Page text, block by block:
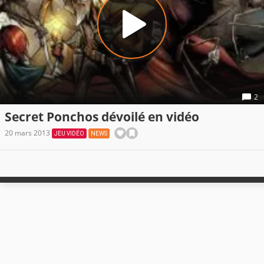
2
Secret Ponchos dévoilé en vidéo
20 mars 2013 JEU VIDÉO NEWS